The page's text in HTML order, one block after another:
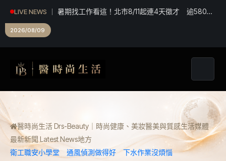
LIVE NEWS
白海豚殺到北市！災情破180件、5人受傷 蔣萬
2026/08/09
醫時尚生活 Drs-Beauty｜時尚健康、美妝醫美與質感生活媒體
最新新聞 Latest News地方
衛工職安小學堂 通風偵測做得好 下水作業沒煩惱